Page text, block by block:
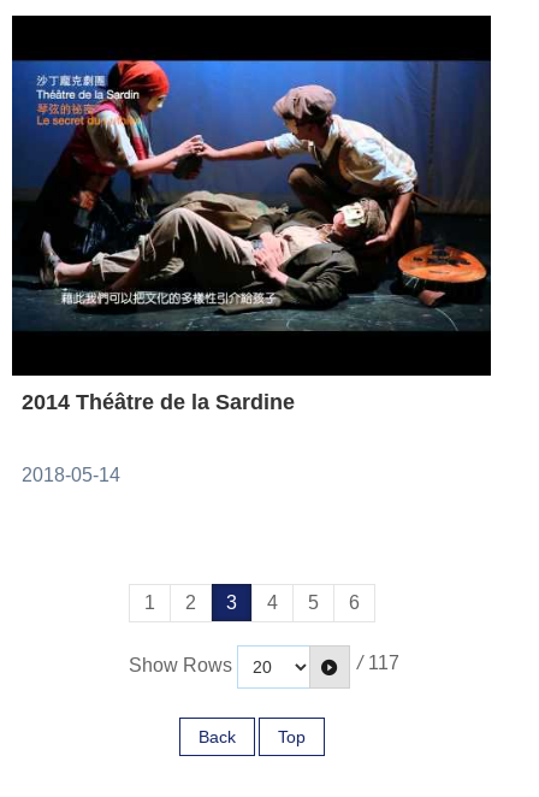
2014 Théâtre de la Sardine
2018-05-14
1 2 3 4 5 6
Show Rows / 117
Back Top